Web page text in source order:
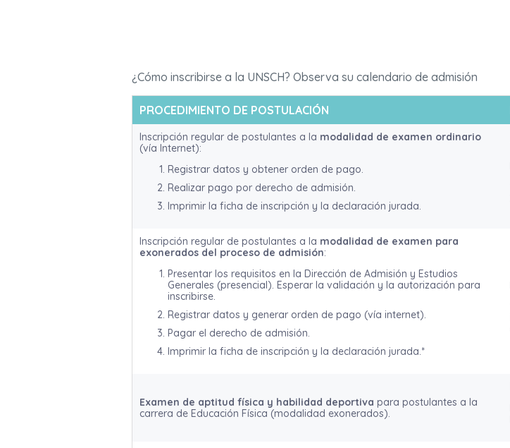
¿Cómo inscribirse a la UNSCH? Observa su calendario de admisión
PROCEDIMIENTO DE POSTULACIÓN
Inscripción regular de postulantes a la modalidad de examen ordinario
(vía Internet):
Registrar datos y obtener orden de pago.
Realizar pago por derecho de admisión.
Imprimir la ficha de inscripción y la declaración jurada.
Inscripción regular de postulantes a la modalidad de examen para
exonerados del proceso de admisión:
Presentar los requisitos en la Dirección de Admisión y Estudios
Generales (presencial). Esperar la validación y la autorización para
inscribirse.
Registrar datos y generar orden de pago (vía internet).
Pagar el derecho de admisión.
Imprimir la ficha de inscripción y la declaración jurada.*
Examen de aptitud física y habilidad deportiva para postulantes a la
carrera de Educación Física (modalidad exonerados).